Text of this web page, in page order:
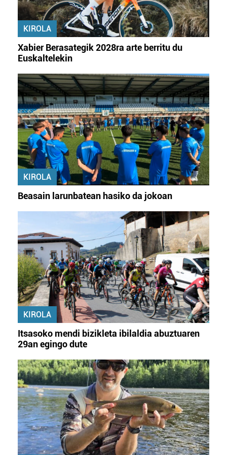
irakurri
KIROLA
Xabier Berasategik 2028ra arte berritu du
Euskaltelekin
KIROLA
Beasain larunbatean hasiko da jokoan
KIROLA
Itsasoko mendi bizikleta ibilaldia abuztuaren
29an egingo dute